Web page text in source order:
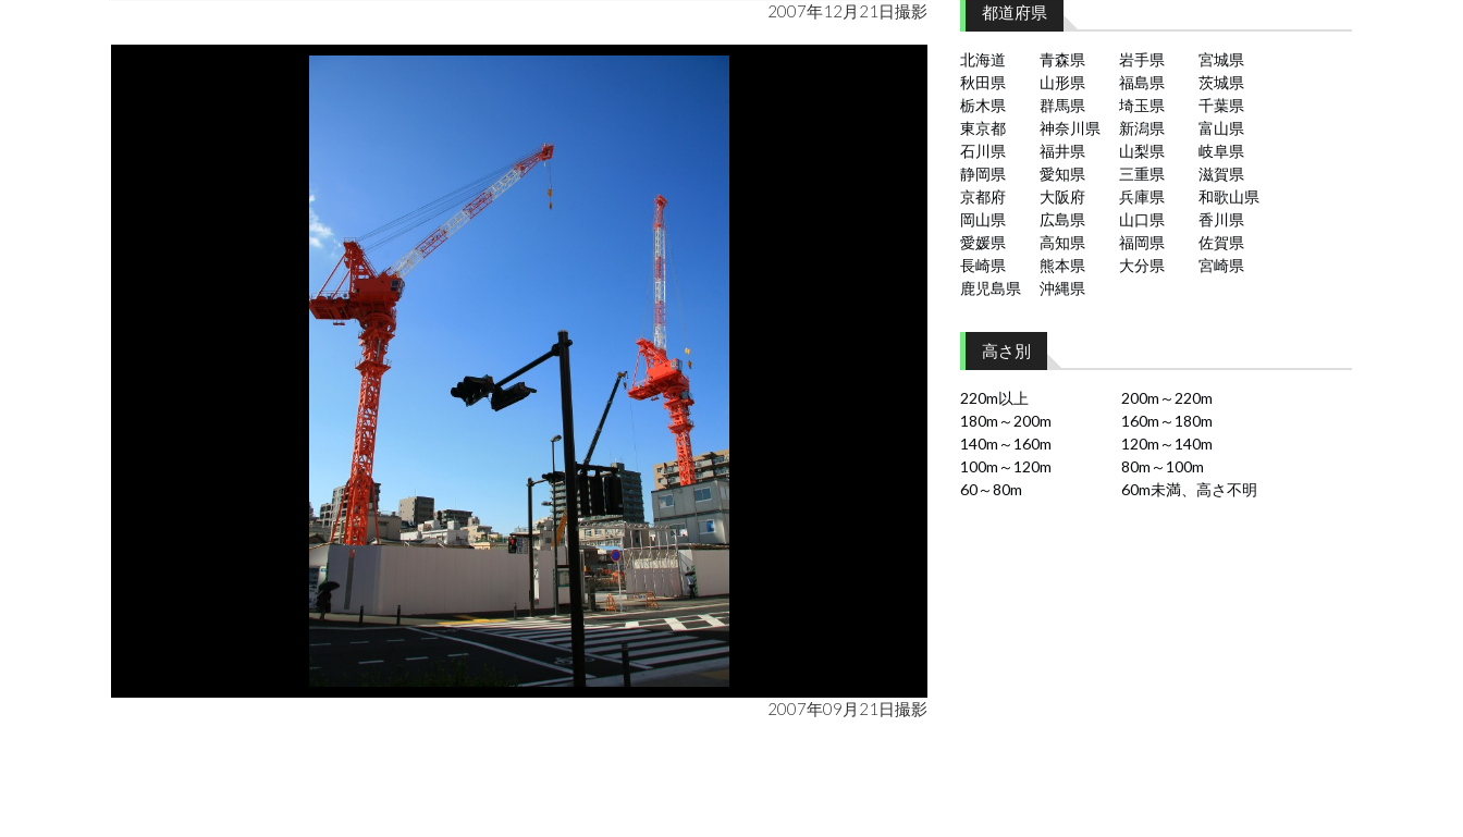
2007年12月21日撮影
2007年09月21日撮影
都道府県
北海道 青森県 岩手県
宮城県
秋田県
山形県 福島県
茨城県
栃木県
群馬県 埼玉県
千葉県
東京都
神奈川県 新潟県
富山県
石川県
福井県 山梨県
岐阜県
静岡県
愛知県 三重県
滋賀県
京都府
大阪府 兵庫県
和歌山県
岡山県
広島県 山口県
香川県
愛媛県
高知県 福岡県
佐賀県
長崎県
熊本県 大分県
宮崎県
鹿児島県
沖縄県
高さ別
220m以上
200m～220m
180m～200m
160m～180m
140m～160m
120m～140m
100m～120m
80m～100m
60～80m
60m未満、高さ不明